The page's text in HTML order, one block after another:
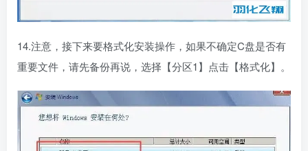
14.注意，接下来要格式化安装操作，如果不确定C盘是否有
重要文件，请先备份再说，选择【分区1】点击【格式化】。